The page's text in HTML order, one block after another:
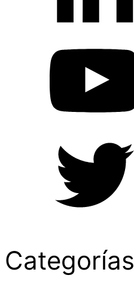
Categorías